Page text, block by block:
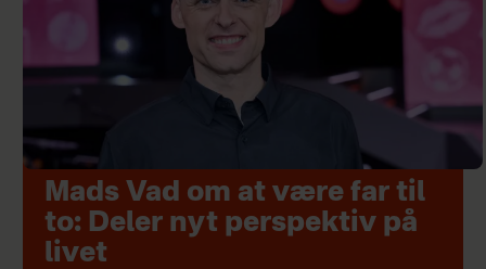
Mads Vad om at være far til
to: Deler nyt perspektiv på
livet